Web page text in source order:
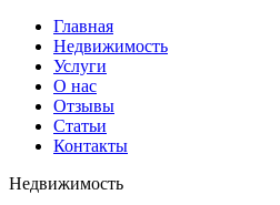
Главная
Недвижимость
Услуги
О нас
Отзывы
Статьи
Контакты
Недвижимость